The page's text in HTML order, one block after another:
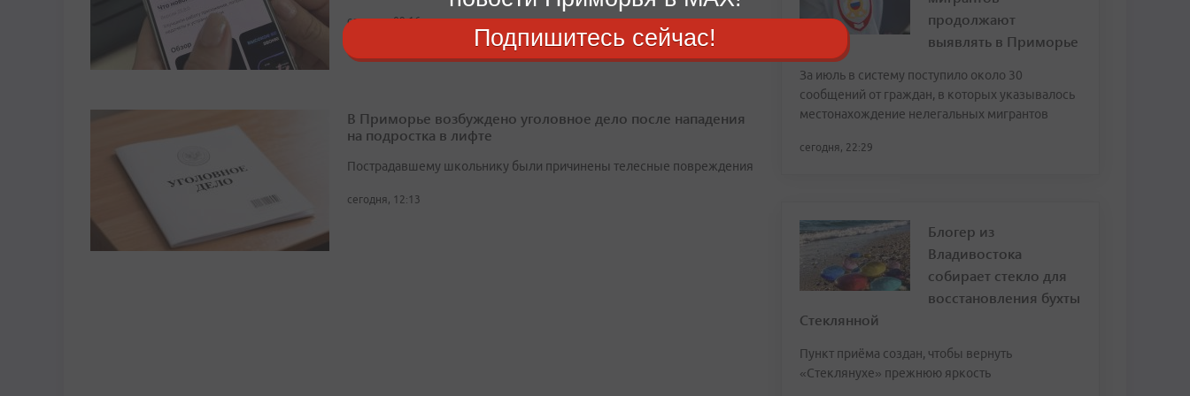
сегодня, 09:16
В Приморье возбуждено уголовное дело после нападения
на подростка в лифте
Пострадавшему школьнику были причинены телесные повреждения
сегодня, 12:13
продолжают
выявлять в Приморье
За июль в систему поступило около 30
сообщений от граждан, в которых указывалось
местонахождение нелегальных мигрантов
сегодня, 22:29
Блогер из
Владивостока
собирает стекло для
восстановления бухты
Стеклянной
Пункт приёма создан, чтобы вернуть
«Стеклянухе» прежнюю яркость
Подпишитесь сейчас!